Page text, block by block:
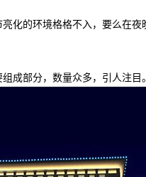
化的环境格格不入，要么在
成部分，数量众多，引人注目